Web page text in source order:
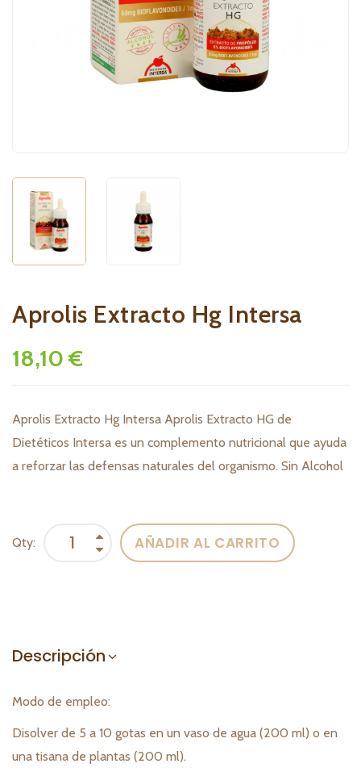
Aprolis Extracto Hg Intersa
18,10 €
Aprolis Extracto Hg Intersa Aprolis Extracto HG de
Dietéticos Intersa es un complemento nutricional que ayuda
a reforzar las defensas naturales del organismo. Sin Alcohol
Qty: AÑADIR AL CARRITO
Descripción
Modo de empleo:
Disolver de 5 a 10 gotas en un vaso de agua (200 ml) o en
una tisana de plantas (200 ml).